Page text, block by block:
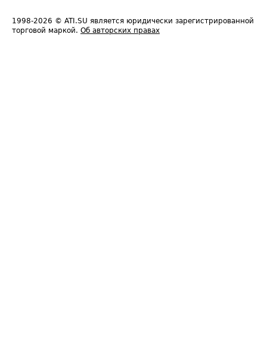
1998-2026 © ATI.SU является юридически зарегистрированной
торговой маркой. Об авторских правах